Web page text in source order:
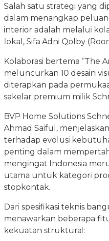
Salah satu strategi yang
dalam menangkap
interior adalah melalui
lokal, Sifa Adni Qolby
Kolaborasi bertema “The
meluncurkan 10 desain
diterapkan pada
sakelar premium milik
BVP Home Solutions
Ahmad Saiful,
terhadap evolusi
penting dalam
mengingat Indonesia
utama untuk kategori
stopkontak.
Dari spesifikasi teknis
menawarkan beberapa
kekuatan struktural: